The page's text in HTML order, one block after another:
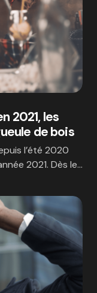
2021, les
de bois
l’été 2020
2021. Dès le…